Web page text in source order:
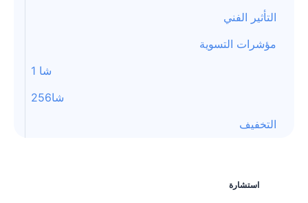
التأثير الفني
مؤشرات التسوية
شا 1
شا256
التخفيف
استشارة